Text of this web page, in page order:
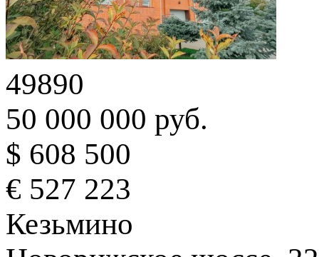
49890
50 000 000 руб.
$ 608 500
€ 527 223
Кезьмино